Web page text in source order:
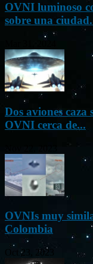
OVNI luminoso
sobre una
Dos aviones
OVNI cerca de...
OVNIs muy
Colombia
Oct 23, 2023